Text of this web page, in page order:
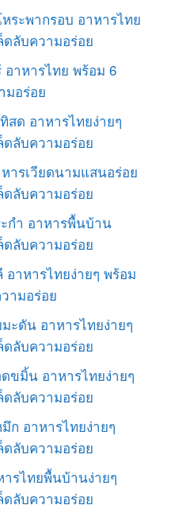
ระพากรอบ อาหารไทย
ดลับความอร่อย
อาหารไทย พร้อม 6
มอร่อย
สด อาหารไทยง่ายๆ
ดลับความอร่อย
หารเวียดนามแสนอร่อย
ดลับความอร่อย
กำ อาหารพื้นบ้าน
ดลับความอร่อย
าหารไทยง่ายๆ พร้อม
ามอร่อย
ะดัน อาหารไทยง่ายๆ
ดลับความอร่อย
ขมิ้น อาหารไทยง่ายๆ
ดลับความอร่อย
ก อาหารไทยง่ายๆ
ดลับความอร่อย
รไทยพื้นบ้านง่ายๆ
ดลับความอร่อย